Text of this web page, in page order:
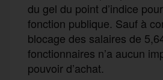
du gel du point d’indice
fonction publique. Sauf à
blocage des salaires de
fonctionnaires n’a aucun
pouvoir d’achat.